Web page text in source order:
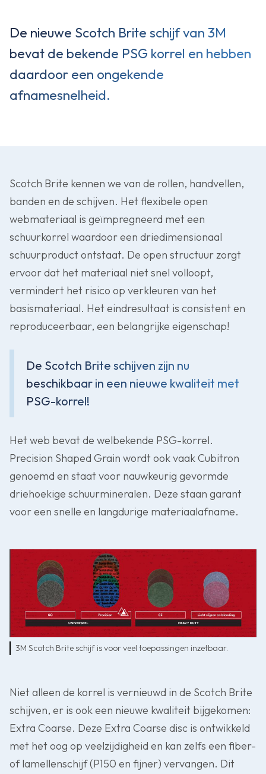
De nieuwe Scotch Brite schijf van 3M
bevat de bekende PSG korrel en hebben
daardoor een ongekende
afnamesnelheid.
Scotch Brite kennen we van de rollen, handvellen,
banden en de schijven. Het flexibele open
webmateriaal is geïmpregneerd met een
schuurkorrel waardoor een driedimensionaal
schuurproduct ontstaat. De open structuur zorgt
ervoor dat het materiaal niet snel volloopt,
vermindert het risico op verkleuren van het
basismateriaal. Het eindresultaat is consistent en
reproduceerbaar, een belangrijke eigenschap!
De Scotch Brite schijven zijn nu
beschikbaar in een nieuwe kwaliteit met
PSG-korrel!
Het web bevat de welbekende PSG-korrel.
Precision Shaped Grain wordt ook vaak Cubitron
genoemd en staat voor nauwkeurig gevormde
driehoekige schuurmineralen. Deze staan garant
voor een snelle en langdurige materiaalafname.
3M Scotch Brite schijf is voor veel toepassingen inzetbaar.
Niet alleen de korrel is vernieuwd in de Scotch Brite
schijven, er is ook een nieuwe kwaliteit bijgekomen:
Extra Coarse. Deze Extra Coarse disc is ontwikkeld
met het oog op veelzijdigheid en kan zelfs een fiber-
of lamellenschijf (P150 en fijner) vervangen. Dit